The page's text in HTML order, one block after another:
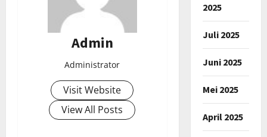
Admin
Administrator
Visit Website
View All Posts
2025
Juli 2025
Juni 2025
Mei 2025
April 2025